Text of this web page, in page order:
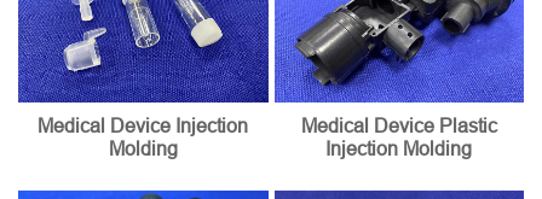
Medical Device Injection
Molding
Medical Device Plastic
Injection Molding